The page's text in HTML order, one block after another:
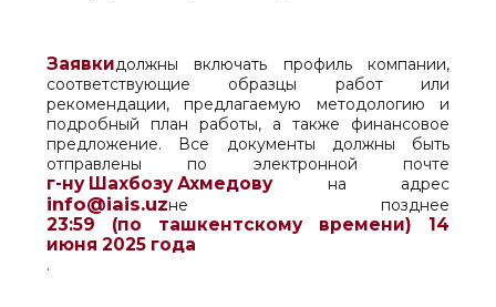
Заявкидолжны включать профиль компании,
соответствующие образцы работ или
рекомендации, предлагаемую методологию и
подробный план работы, а также финансовое
предложение. Все документы должны быть
отправлены по электронной почте
г-ну Шахбозу Ахмедовуна адрес
info@iais.uzне позднее
23:59 (по ташкентскому времени) 14
июня 2025 года
.